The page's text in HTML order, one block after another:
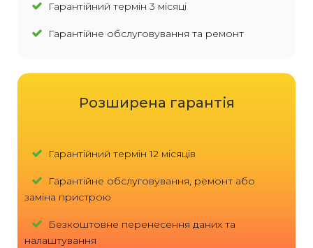
Гарантійний термін 3 місяці
Гарантійне обслуговування та ремонт
Розширена гарантія
Гарантійний термін 12 місяців
Гарантійне обслуговування, ремонт або
заміна пристрою
Безкоштовне перенесення даних та
налаштування